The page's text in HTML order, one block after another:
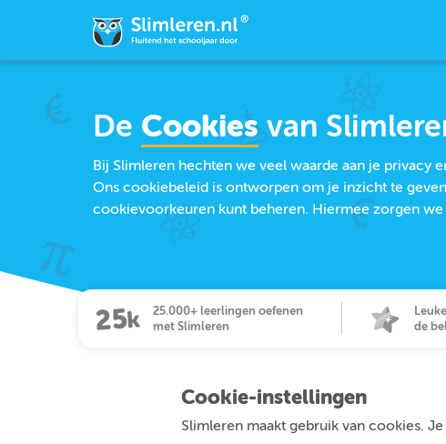
De Cookiesvan
Bij Slimleren hechten we veel waarde aan je privacy
Ons cookiebeleid is ontworpen om je inzicht te
cookievoorkeuren kunt beheren. Hiermee zorgen
25.000+ leerlingen oefenen
met Slimleren
de
Cookie-instellingen
Slimleren maakt gebruik van cookies.